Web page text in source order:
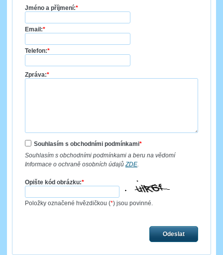
Jméno a příjmení:*
Email:*
Telefon:*
Zpráva:*
Souhlasím s obchodními podmínkami*
Souhlasím s obchodními podmínkami a beru na vědomí
Informace o ochraně osobních údajů ZDE
Opište kód obrázku:*
Položky označené hvězdičkou (*) jsou povinné.
Odeslat